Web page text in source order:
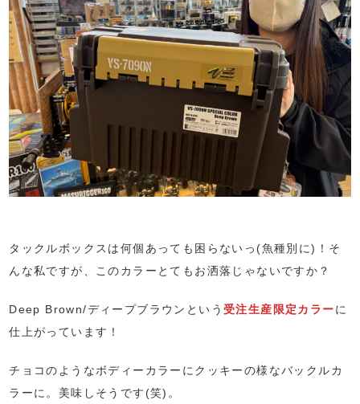
タックルボックスは何個あっても困らないっ(魚種別に)！そ
んな私ですが、このカラーとてもお洒落じゃないですか？
Deep Brown/ディープブラウンという受注生産限定カラーに
仕上がっています！
チョコのようなボディーカラーにクッキーの様なバックルカ
ラーに。美味しそうです(笑)。